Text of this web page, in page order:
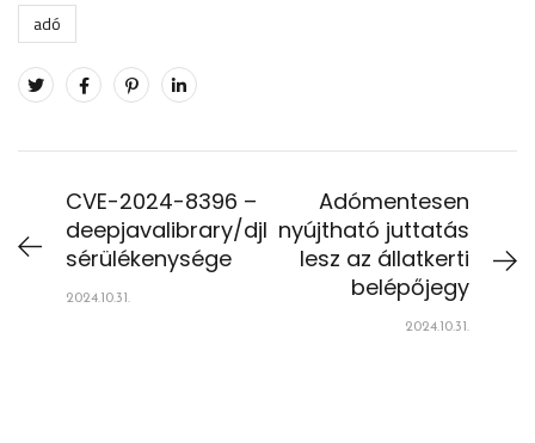
adó
CVE-2024-8396 –
deepjavalibrary/djl
sérülékenysége
2024.10.31.
Adómentesen
nyújtható juttatás
lesz az állatkerti
belépőjegy
2024.10.31.